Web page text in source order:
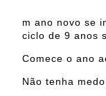
m ano novo se
ciclo de 9 anos
Comece o ano
Não tenha